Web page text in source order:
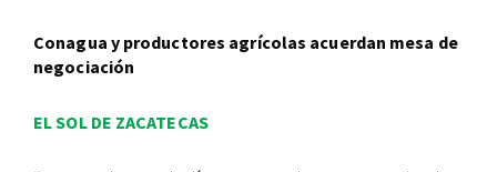
Conagua y productores agrícolas acuerdan mesa de
negociación
EL SOL DE ZACATECAS